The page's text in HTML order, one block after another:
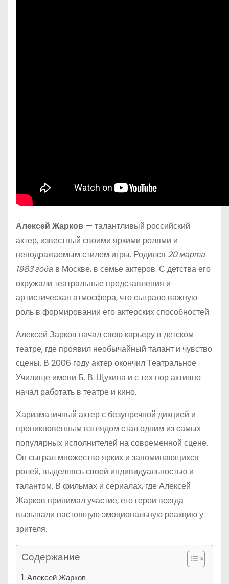
Алексей Жарков — талантливый российский
актер, известный своими яркими ролями и
неподражаемым стилем игры. Родился 20 марта
1983 года в Москве, в семье актеров. С детства его
окружали театральные представления и
артистическая атмосфера, что сыграло важную
роль в формировании его актерских способностей.
Алексей Зарков начал свою карьеру в детском
театре, где проявил необычайный талант и чувство
сцены. В 2006 году актер окончил Театральное
Училище имени Б. В. Щукина и с тех пор активно
начал работать в театре и кино.
Харизматичный актер с безупречной дикцией и
проникновенным взглядом стал одним из самых
популярных исполнителей на современной сцене.
Он сыграл множество ярких и запоминающихся
ролей, выделяясь своей индивидуальностью и
талантом. В фильмах и сериалах, где Алексей
Жарков принимал участие, его герои всегда
вызывали настоящую эмоциональную реакцию у
зрителя.
Содержание
Алексей Жарков